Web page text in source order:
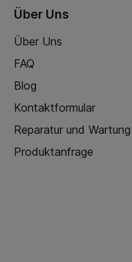
Über Uns
Über Uns
FAQ
Blog
Kontaktformular
Reparatur und Wartung
Produktanfrage